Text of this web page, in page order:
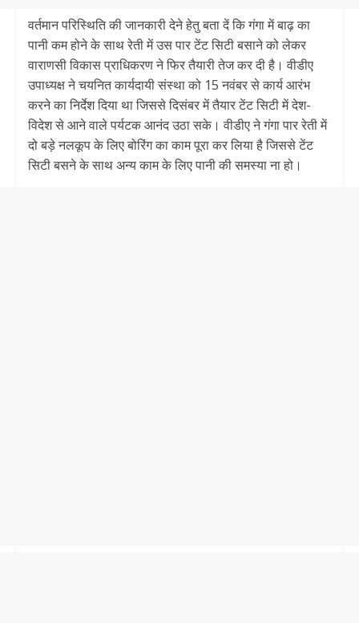
वर्तमान परिस्थिति की जानकारी देने हेतु बता दें कि गंगा में बाढ़ का
पानी कम होने के साथ रेती में उस पार टेंट सिटी बसाने को लेकर
वाराणसी विकास प्राधिकरण ने फिर तैयारी तेज कर दी है। वीडीए
उपाध्यक्ष ने चयनित कार्यदायी संस्था को 15 नवंबर से कार्य आरंभ
करने का निर्देश दिया था जिससे दिसंबर में तैयार टेंट सिटी में देश-
विदेश से आने वाले पर्यटक आनंद उठा सके। वीडीए ने गंगा पार रेती में
दो बड़े नलकूप के लिए बोरिंग का काम पूरा कर लिया है जिससे टेंट
सिटी बसने के साथ अन्य काम के लिए पानी की समस्या ना हो।